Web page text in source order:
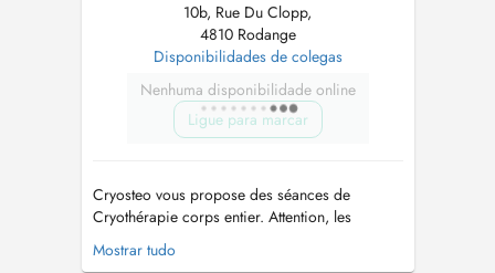
10b, Rue Du Clopp,
4810 Rodange
Disponibilidades de colegas
Nenhuma disponibilidade online
Ligue para marcar
Cryosteo vous propose des séances de
Cryothérapie corps entier. Attention, les
séances sont sujettes à un questionnaire
médical strict que vous devrez valider avant
Mostrar tudo